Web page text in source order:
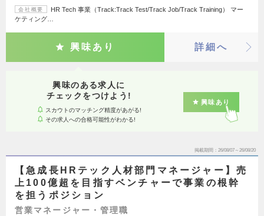
会社概要
HR Tech 事業（Track:Track Test/Track Job/Track Training） マー
ケティング…
興味あり 詳細へ
興味のある求人に
チェックをつけよう!
スカウトのマッチング精度があがる!
その求人への合格可能性がわかる!
興味あり
掲載期間 26/08/07～26/08/20
【急成長HRテック人材部門マネージャー】売
上100億超を目指すベンチャーで事業の根幹
を担うポジション
営業マネージャー・管理職